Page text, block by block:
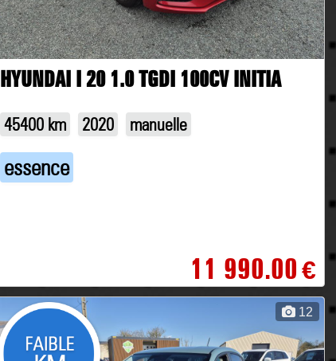
HYUNDAI I 20 1.0 TGDI 100CV INITIA
45400 km 2020 manuelle
essence
11 990.00€
12